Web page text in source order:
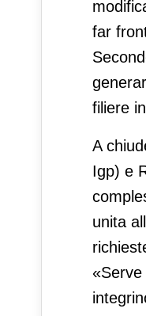
far
filiere
A
Igp) e
unita